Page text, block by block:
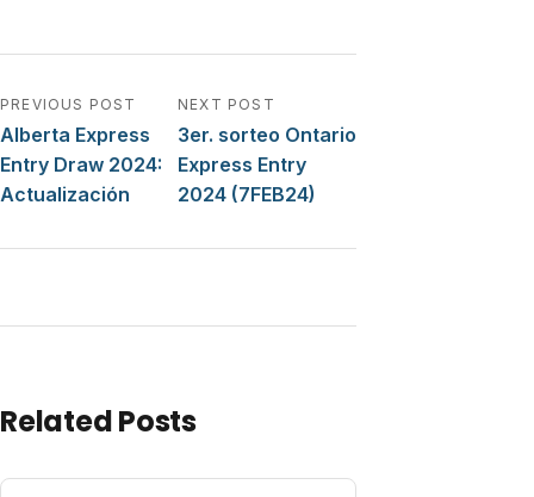
Navegación de entradas
PREVIOUS POST
Alberta Express
Entry Draw 2024:
Actualización
NEXT POST
3er. sorteo Ontario
Express Entry
2024 (7FEB24)
Related Posts